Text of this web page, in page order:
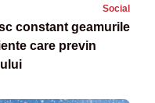
Social
constant geamurile
care previn